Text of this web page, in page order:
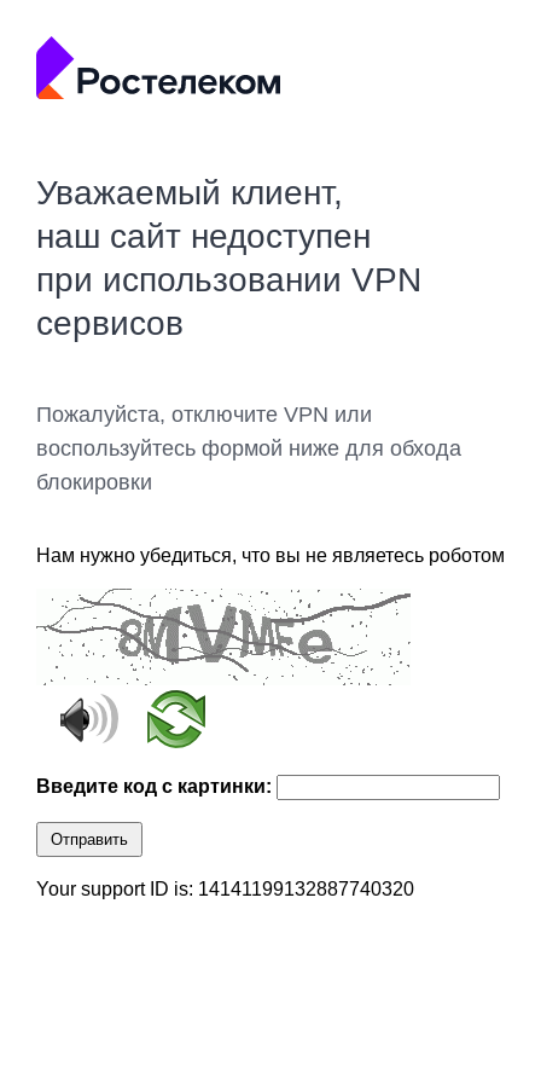
Уважаемый клиент,
наш сайт недоступен
при использовании VPN
сервисов
Пожалуйста, отключите VPN или
воспользуйтесь формой ниже для обхода
блокировки
Нам нужно убедиться, что вы не являетесь роботом
Введите код с картинки:
Отправить
Your support ID is: 14141199132887740320